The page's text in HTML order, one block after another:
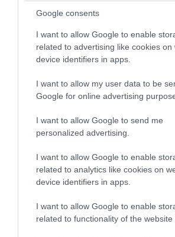
Google consents
I want to allow Google to enable
related to advertising like cookies on
device identifiers in apps.
I want to allow my user data to be
Google for online advertising
I want to allow Google to send me
personalized advertising.
I want to allow Google to enable
related to analytics like cookies on
device identifiers in apps.
I want to allow Google to enable
related to functionality of the website
Η τολμηρή εμφάνιση της
διάφανη ροζ φούστα και
εσώρουχο στο Μαλιμπού